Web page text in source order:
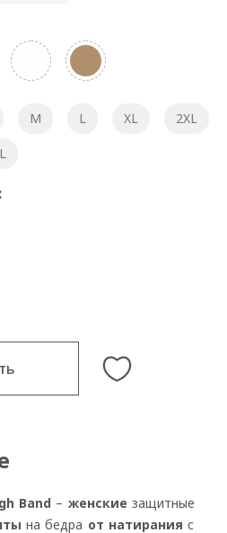
M L XL 2XL
Band – женские защитные
на бедра от натирания с